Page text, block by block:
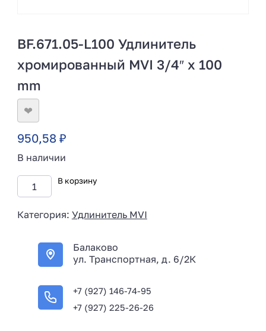
BF.671.05-L100 Удлинитель
хромированный MVI 3/4″ x 100
mm
❤
950,58 ₽
В наличии
В корзину
Категория: Удлинитель MVI
Балаково
ул. Транспортная, д. 6/2К
+7 (927) 146-74-95
+7 (927) 225-26-26